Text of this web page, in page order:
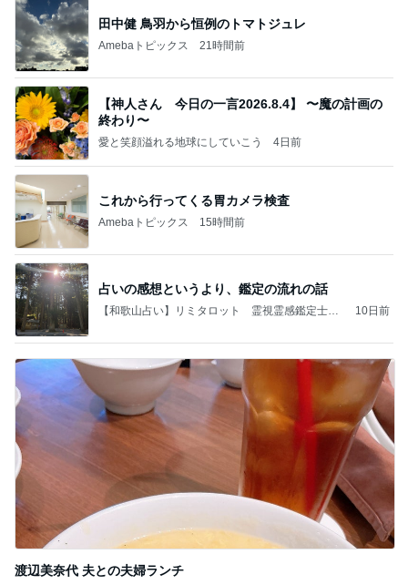
田中健 鳥羽から恒例のトマトジュレ
Amebaトピックス 21時間前
【神人さん 今日の一言2026.8.4】 〜魔の計画の
終わり〜
愛と笑顔溢れる地球にしていこう 4日前
これから行ってくる胃カメラ検査
Amebaトピックス 15時間前
占いの感想というより、鑑定の流れの話
【和歌山占い】リミタロット 霊視霊感鑑定士日
10日前
渡辺美奈代 夫との夫婦ランチ